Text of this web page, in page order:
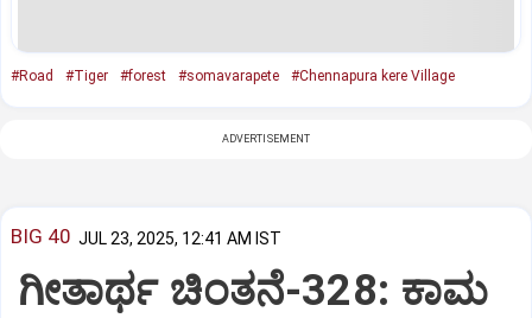
#Road #Tiger #forest #somavarapete #Chennapura kere Village
ADVERTISEMENT
BIG 40 JUL 23, 2025, 12:41 AM IST
ಗೀತಾರ್ಥ ಚಿಂತನೆ-328: ಕಾಮ